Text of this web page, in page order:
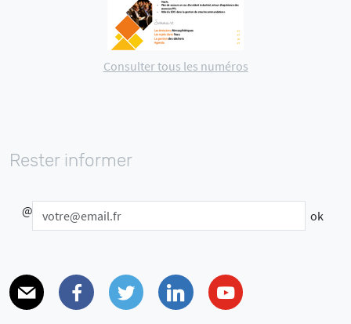
Consulter tous les numéros
Rester informer
@